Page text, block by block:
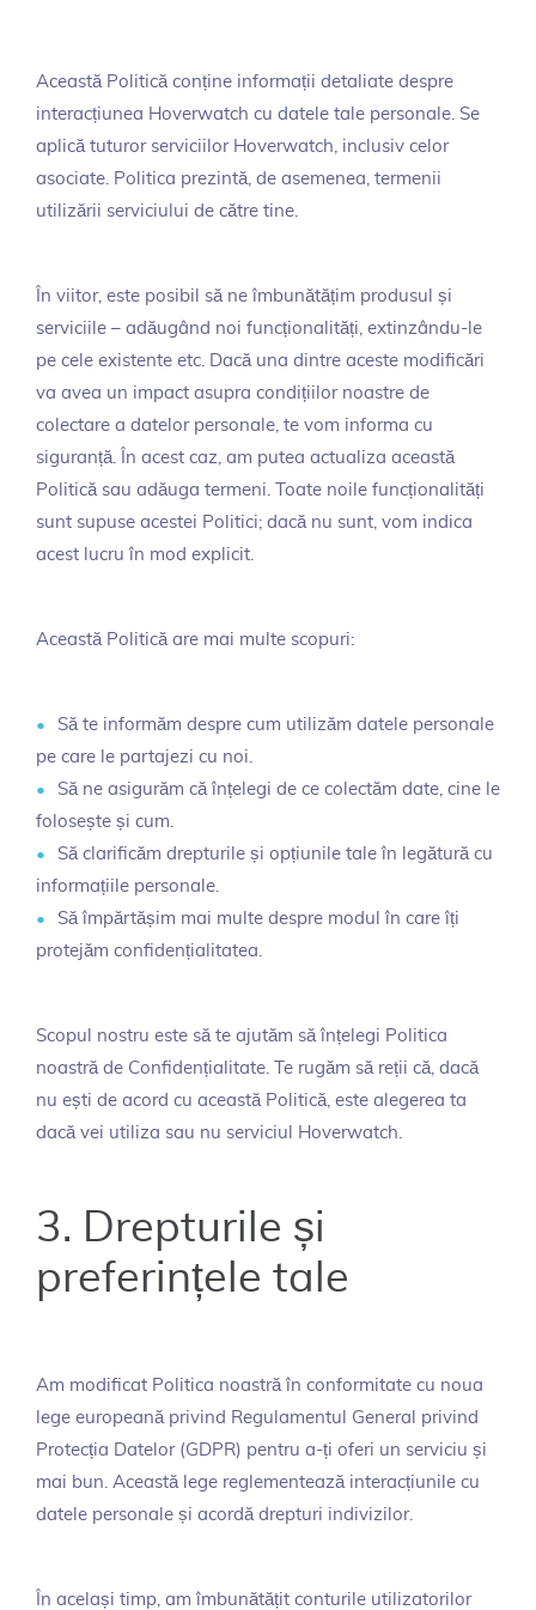
Această Politică conține informații detaliate despre
interacțiunea Hoverwatch cu datele tale personale. Se
aplică tuturor serviciilor Hoverwatch, inclusiv celor
asociate. Politica prezintă, de asemenea, termenii
utilizării serviciului de către tine.
În viitor, este posibil să ne îmbunătățim produsul și
serviciile – adăugând noi funcționalități, extinzându-le
pe cele existente etc. Dacă una dintre aceste modificări
va avea un impact asupra condițiilor noastre de
colectare a datelor personale, te vom informa cu
siguranță. În acest caz, am putea actualiza această
Politică sau adăuga termeni. Toate noile funcționalități
sunt supuse acestei Politici; dacă nu sunt, vom indica
acest lucru în mod explicit.
Această Politică are mai multe scopuri:
Să te informăm despre cum utilizăm datele personale
pe care le partajezi cu noi.
Să ne asigurăm că înțelegi de ce colectăm date, cine le
folosește și cum.
Să clarificăm drepturile și opțiunile tale în legătură cu
informațiile personale.
Să împărtășim mai multe despre modul în care îți
protejăm confidențialitatea.
Scopul nostru este să te ajutăm să înțelegi Politica
noastră de Confidențialitate. Te rugăm să reții că, dacă
nu ești de acord cu această Politică, este alegerea ta
dacă vei utiliza sau nu serviciul Hoverwatch.
3. Drepturile și
preferințele tale
Am modificat Politica noastră în conformitate cu noua
lege europeană privind Regulamentul General privind
Protecția Datelor (GDPR) pentru a-ți oferi un serviciu și
mai bun. Această lege reglementează interacțiunile cu
datele personale și acordă drepturi indivizilor.
În același timp, am îmbunătățit conturile utilizatorilor